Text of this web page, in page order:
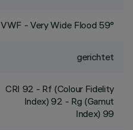
VWF - Very Wide Flood 59°
gerichtet
CRI 92 - Rf (Colour Fidelity
Index) 92 - Rg (Gamut
Index) 99